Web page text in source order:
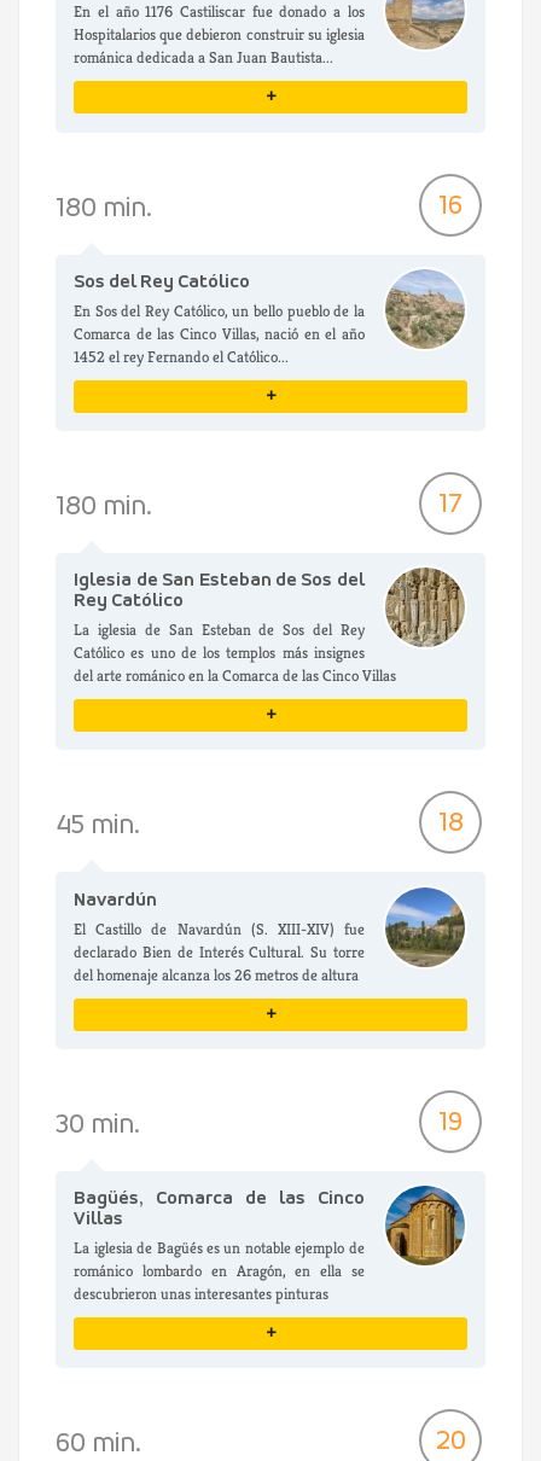
En el año 1176 Castiliscar fue donado a los
Hospitalarios que debieron construir su iglesia
románica dedicada a San Juan Bautista...
+
180 min. 16
Sos del Rey Católico
En Sos del Rey Católico, un bello pueblo de la
Comarca de las Cinco Villas, nació en el año
1452 el rey Fernando el Católico...
+
180 min. 17
Iglesia de San Esteban de Sos del
Rey Católico
La iglesia de San Esteban de Sos del Rey
Católico es uno de los templos más insignes
del arte románico en la Comarca de las Cinco Villas
+
45 min. 18
Navardún
El Castillo de Navardún (S. XIII-XIV) fue
declarado Bien de Interés Cultural. Su torre
del homenaje alcanza los 26 metros de altura
+
30 min. 19
Bagüés, Comarca de las Cinco
Villas
La iglesia de Bagüés es un notable ejemplo de
románico lombardo en Aragón, en ella se
descubrieron unas interesantes pinturas
+
60 min. 20